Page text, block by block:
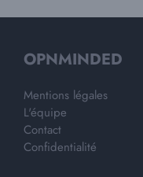
OPNMINDED
Mentions légales
L'équipe
Contact
Confidentialité